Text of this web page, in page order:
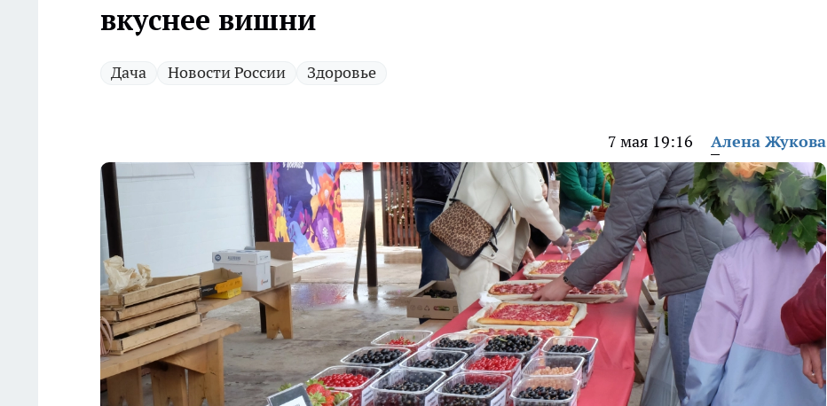
вкуснее вишни
Дача Новости России Здоровье
7 мая 19:16 Алена Жукова